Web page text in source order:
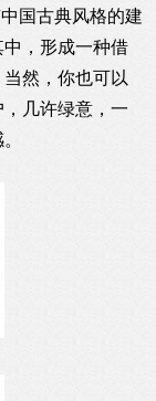
国古典风格的建
，形成一种借
然，你也可以
几许绿意，一